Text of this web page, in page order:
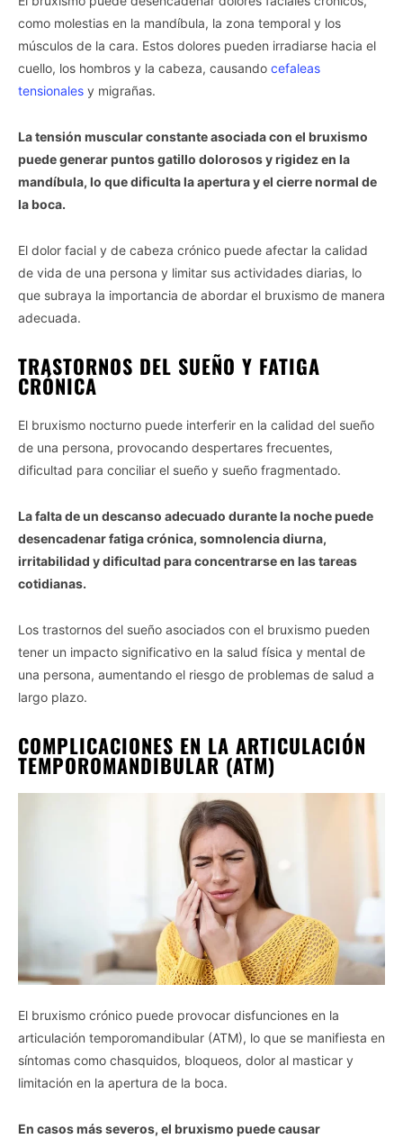
como molestias en la mandíbula, la zona temporal y los
músculos de la cara. Estos dolores pueden irradiarse hacia el
cuello, los hombros y la cabeza, causando cefaleas
tensionales y migrañas.
La tensión muscular constante asociada con el bruxismo
puede generar puntos gatillo dolorosos y rigidez en la
mandíbula, lo que dificulta la apertura y el cierre normal de
la boca.
El dolor facial y de cabeza crónico puede afectar la calidad
de vida de una persona y limitar sus actividades diarias, lo
que subraya la importancia de abordar el bruxismo de manera
adecuada.
TRASTORNOS DEL SUEÑO Y FATIGA
CRÓNICA
El bruxismo nocturno puede interferir en la calidad del sueño
de una persona, provocando despertares frecuentes,
dificultad para conciliar el sueño y sueño fragmentado.
La falta de un descanso adecuado durante la noche puede
desencadenar fatiga crónica, somnolencia diurna,
irritabilidad y dificultad para concentrarse en las tareas
cotidianas.
Los trastornos del sueño asociados con el bruxismo pueden
tener un impacto significativo en la salud física y mental de
una persona, aumentando el riesgo de problemas de salud a
largo plazo.
COMPLICACIONES EN LA ARTICULACIÓN
TEMPOROMANDIBULAR (ATM)
El bruxismo crónico puede provocar disfunciones en la
articulación temporomandibular (ATM), lo que se manifiesta en
síntomas como chasquidos, bloqueos, dolor al masticar y
limitación en la apertura de la boca.
En casos más severos, el bruxismo puede causar